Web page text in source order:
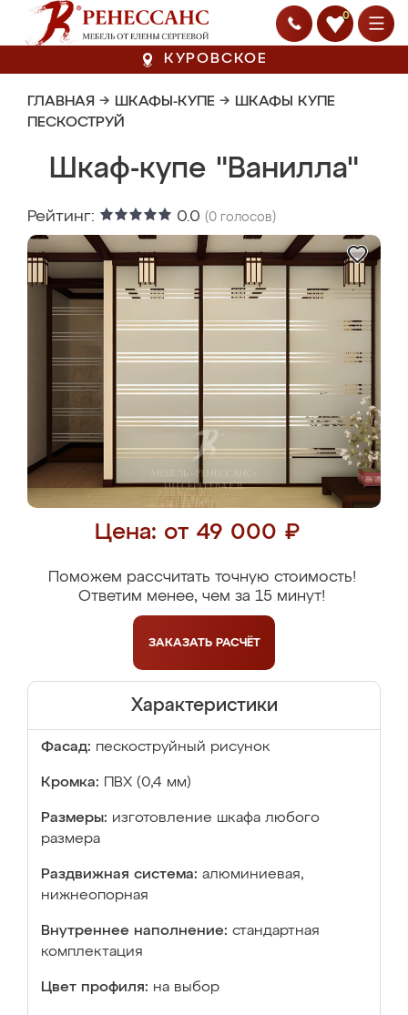
0
КУРОВСКОЕ
ГЛАВНАЯ → ШКАФЫ-КУПЕ → ШКАФЫ КУПЕ
ПЕСКОСТРУЙ
Шкаф-купе "Ванилла"
Рейтинг: 0.0 (0 голосов)
Цена: от 49 000 ₽
Поможем рассчитать точную стоимость!
Ответим менее, чем за 15 минут!
ЗАКАЗАТЬ РАСЧЁТ
Характеристики
Фасад: пескоструйный рисунок
Кромка: ПВХ (0,4 мм)
Размеры: изготовление шкафа любого
размера
Раздвижная система: алюминиевая,
нижнеопорная
Внутреннее наполнение: стандартная
комплектация
Цвет профиля: на выбор